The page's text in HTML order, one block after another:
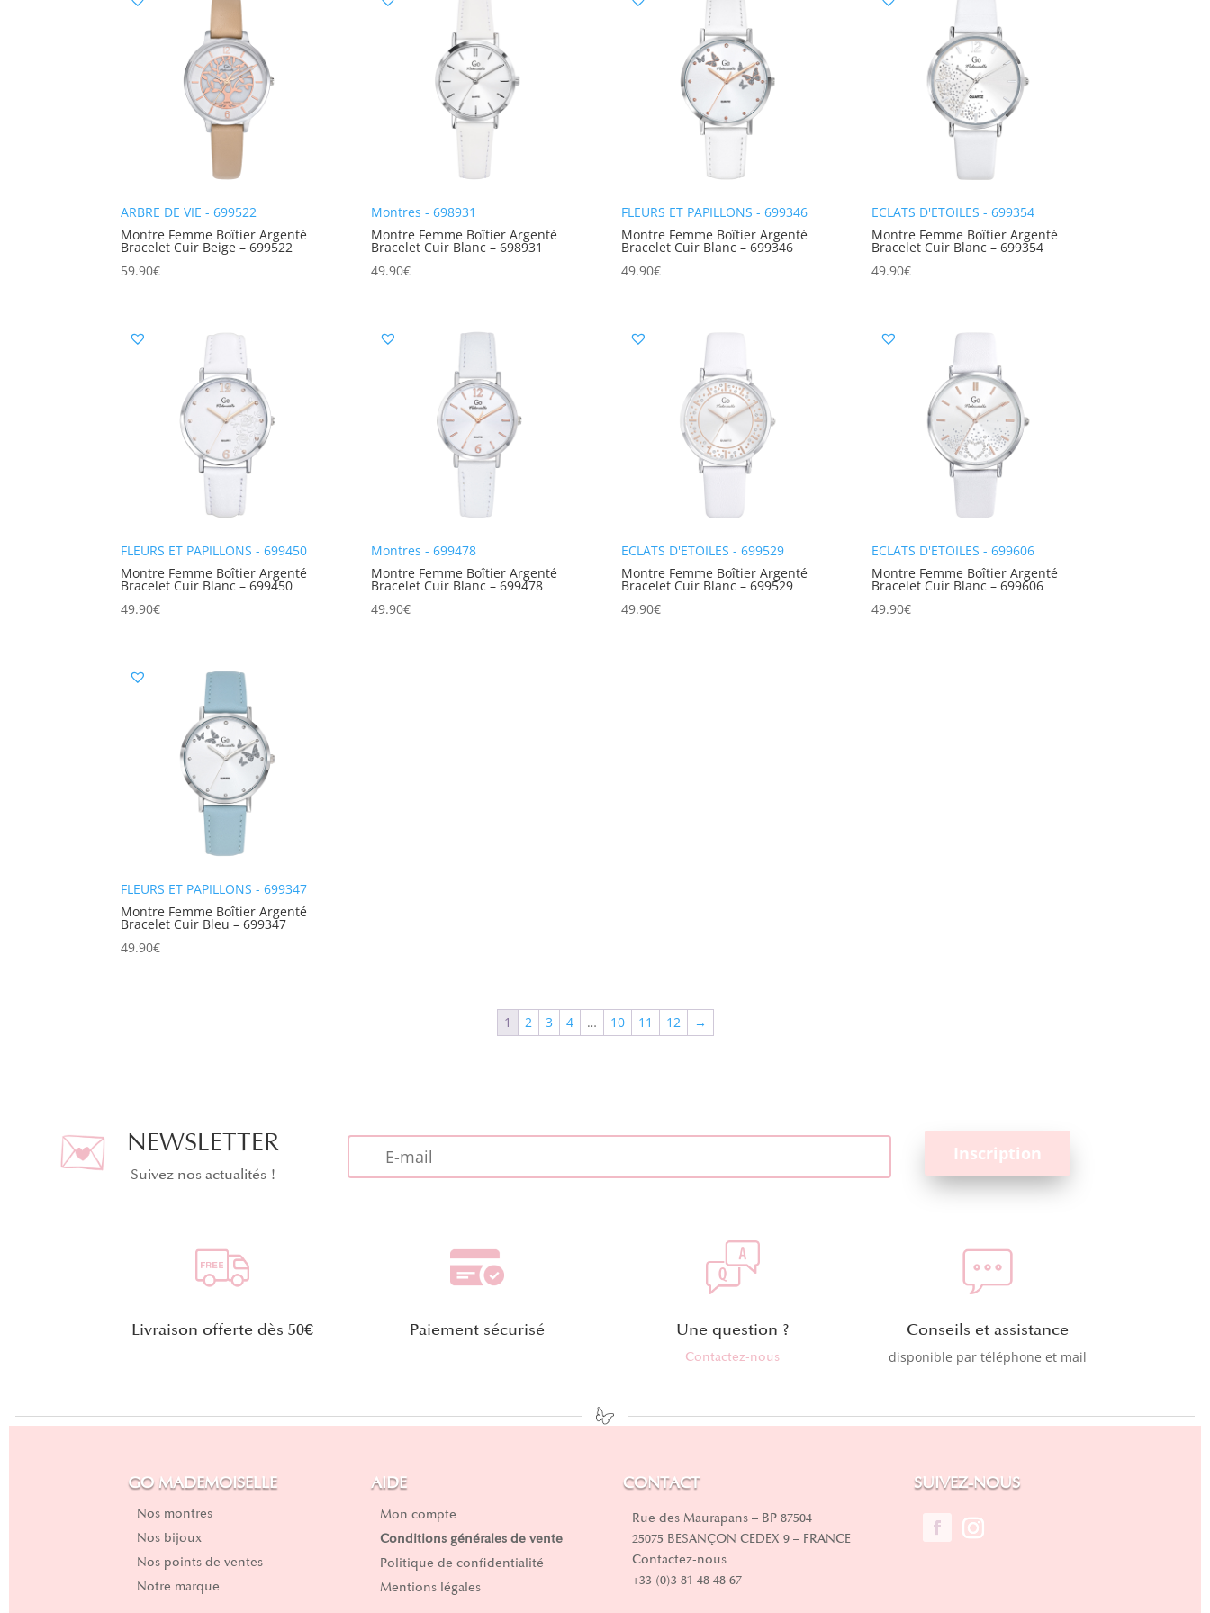
ARBRE DE VIE - 699522
Montre Femme Boîtier Argenté
Bracelet Cuir Beige – 699522
59.90€
Montres - 698931
Montre Femme Boîtier Argenté
Bracelet Cuir Blanc – 698931
49.90€
FLEURS ET PAPILLONS - 699346
Montre Femme Boîtier Argenté
Bracelet Cuir Blanc – 699346
49.90€
ECLATS D'ETOILES - 699354
Montre Femme Boîtier Argenté
Bracelet Cuir Blanc – 699354
49.90€
FLEURS ET PAPILLONS - 699450
Montre Femme Boîtier Argenté
Bracelet Cuir Blanc – 699450
49.90€
Montres - 699478
Montre Femme Boîtier Argenté
Bracelet Cuir Blanc – 699478
49.90€
ECLATS D'ETOILES - 699529
Montre Femme Boîtier Argenté
Bracelet Cuir Blanc – 699529
49.90€
ECLATS D'ETOILES - 699606
Montre Femme Boîtier Argenté
Bracelet Cuir Blanc – 699606
49.90€
FLEURS ET PAPILLONS - 699347
Montre Femme Boîtier Argenté
Bracelet Cuir Bleu – 699347
49.90€
1 2 3 4 … 10 11 12 →
NEWSLETTER
Suivez nos actualités !
Livraison offerte dès 50€ Paiement sécurisé Une question ?
Contactez-nous
Conseils et assistance
disponible par téléphone et mail
GO MADEMOISELLE
Nos montres
Nos bijoux
Nos points de ventes
Notre marque
AIDE
Mon compte
Conditions générales de vente
Politique de confidentialité
Mentions légales
CONTACT
Rue des Maurapans – BP 87504
25075 BESANÇON CEDEX 9 – FRANCE
Contactez-nous
+33 (0)3 81 48 48 67
SUIVEZ-NOUS